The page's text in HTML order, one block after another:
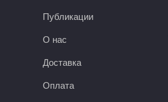
Публикации
О нас
Доставка
Оплата